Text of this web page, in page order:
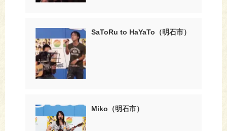
SaToRu to HaYaTo（明石市）
Miko（明石市）